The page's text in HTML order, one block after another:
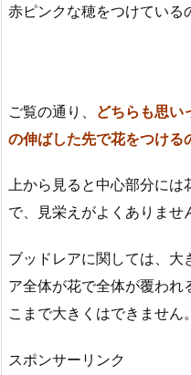
赤ピンクな穂をつけている
ご覧の通り、 どちらも思い
の伸ばした先で花をつける
上から見ると中心部分には
で、見栄えがよくありませ
ブッドレアに関しては、大
ア全体が花で全体が覆われ
こまで大きくはできません。
スポンサーリンク